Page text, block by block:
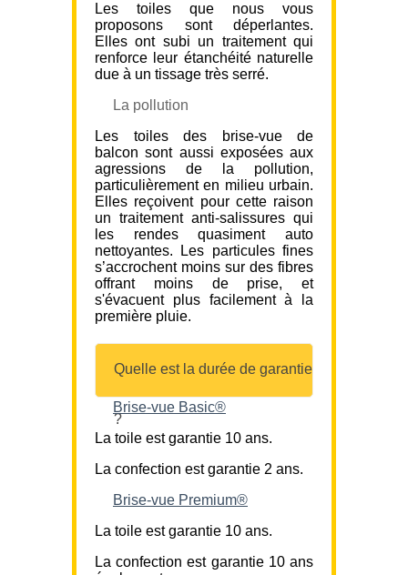
Les toiles que nous vous
proposons sont déperlantes.
Elles ont subi un traitement qui
renforce leur étanchéité naturelle
due à un tissage très serré.
La pollution
Les toiles des brise-vue de
balcon sont aussi exposées aux
agressions de la pollution,
particulièrement en milieu urbain.
Elles reçoivent pour cette raison
un traitement anti-salissures qui
les rendes quasiment auto
nettoyantes. Les particules fines
s’accrochent moins sur des fibres
offrant moins de prise, et
s'évacuent plus facilement à la
première pluie.
Quelle est la durée de garantie
?
Brise-vue Basic®
La toile est garantie 10 ans.
La confection est garantie 2 ans.
Brise-vue Premium®
La toile est garantie 10 ans.
La confection est garantie 10 ans